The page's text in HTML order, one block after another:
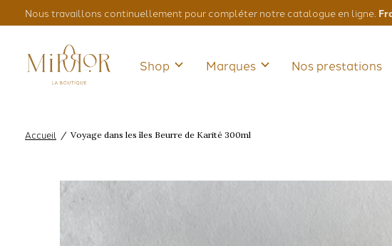
Nous travaillons continuellement pour compléter notre catalogue en ligne.
Shop Marques Nos prestations
Accueil / Voyage dans les îles Beurre de Karité 300ml
Slideshow Items